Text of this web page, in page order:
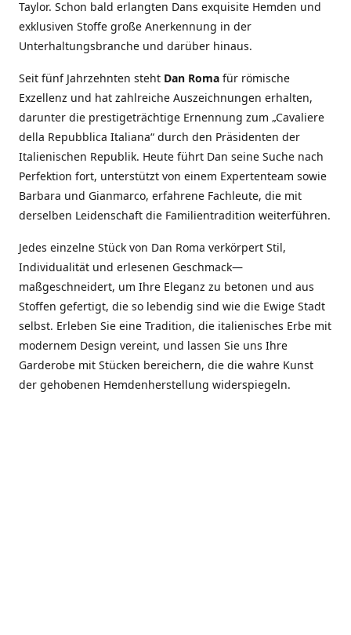
Taylor. Schon bald erlangten Dans exquisite Hemden und
exklusiven Stoffe große Anerkennung in der
Unterhaltungsbranche und darüber hinaus.
Seit fünf Jahrzehnten steht Dan Roma für römische
Exzellenz und hat zahlreiche Auszeichnungen erhalten,
darunter die prestigeträchtige Ernennung zum „Cavaliere
della Repubblica Italiana“ durch den Präsidenten der
Italienischen Republik. Heute führt Dan seine Suche nach
Perfektion fort, unterstützt von einem Expertenteam sowie
Barbara und Gianmarco, erfahrene Fachleute, die mit
derselben Leidenschaft die Familientradition weiterführen.
Jedes einzelne Stück von Dan Roma verkörpert Stil,
Individualität und erlesenen Geschmack—
maßgeschneidert, um Ihre Eleganz zu betonen und aus
Stoffen gefertigt, die so lebendig sind wie die Ewige Stadt
selbst. Erleben Sie eine Tradition, die italienisches Erbe mit
modernem Design vereint, und lassen Sie uns Ihre
Garderobe mit Stücken bereichern, die die wahre Kunst
der gehobenen Hemdenherstellung widerspiegeln.